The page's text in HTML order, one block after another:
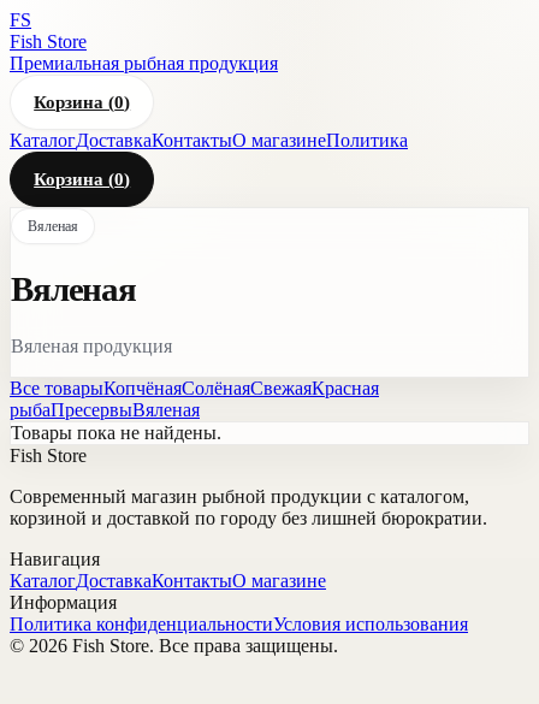
FS
Fish Store
Премиальная рыбная продукция
Корзина (0)
КаталогДоставкаКонтактыО магазинеПолитика
Корзина (0)
Вяленая
Вяленая
Вяленая продукция
Все товарыКопчёнаяСолёнаяСвежаяКрасная
рыбаПресервыВяленая
Товары пока не найдены.
Fish Store
Современный магазин рыбной продукции с каталогом,
корзиной и доставкой по городу без лишней бюрократии.
Навигация
КаталогДоставкаКонтактыО магазине
Информация
Политика конфиденциальностиУсловия использования
© 2026 Fish Store. Все права защищены.